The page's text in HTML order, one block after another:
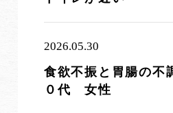
2026.05.30
食欲不振と胃腸の不
０代 女性